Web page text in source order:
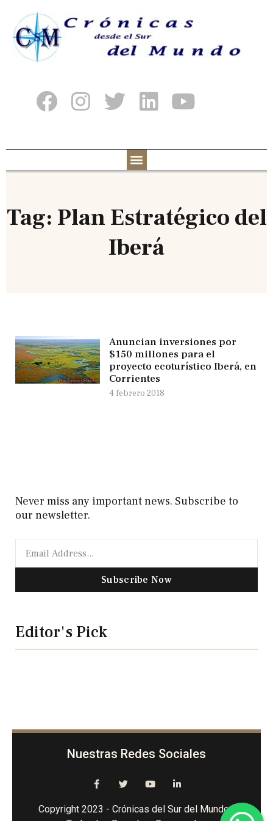
Tag: Plan Estratégico del
Iberá
Anuncian inversiones por
$150 millones para el
proyecto ecoturístico Iberá, en
Corrientes
4 febrero 2018
Never miss any important news. Subscribe to
our newsletter.
Subscribe Now
Editor's Pick
Nuestras Redes Sociales
Copyright 2023 - Crónicas del Sur del Mundo -